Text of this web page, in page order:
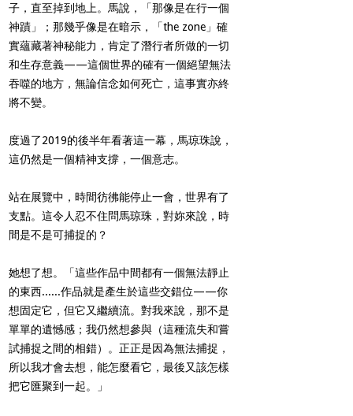
子，直至掉到地上。馬說，「那像是在行一個
神蹟」；那幾乎像是在暗示，「the zone」確
實蘊藏著神秘能力，肯定了潛行者所做的一切
和生存意義——這個世界的確有一個絕望無法
吞噬的地方，無論信念如何死亡，這事實亦終
將不變。
度過了2019的後半年看著這一幕，馬琼珠說，
這仍然是一個精神支撐，一個意志。
站在展覽中，時間彷彿能停止一會，世界有了
支點。這令人忍不住問馬琼珠，對妳來說，時
間是不是可捕捉的？
她想了想。「這些作品中間都有一個無法靜止
的東西......作品就是產生於這些交錯位——你
想固定它，但它又繼續流。對我來說，那不是
單單的遺憾感；我仍然想參與（這種流失和嘗
試捕捉之間的相錯）。正正是因為無法捕捉，
所以我才會去想，能怎麼看它，最後又該怎樣
把它匯聚到一起。」